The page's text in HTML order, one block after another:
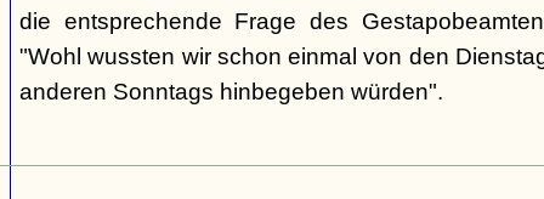
die entsprechende Frage des
"Wohl wussten wir schon einmal von den
anderen Sonntags hinbegeben würden".